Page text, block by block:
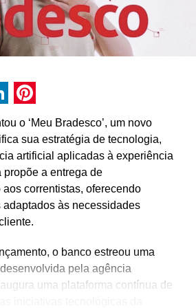
as campanhas e ações nacionais são
e posicionamento da marca,
clara e homogênea para todo o mercado
isso seja possível”, comenta Diego
os seus principais estilos na
Pinterest
o ‘Meu Bradesco’, um novo
sua estratégia de tecnologia,
artificial aplicadas à experiência
propõe a entrega de
correntistas, oferecendo
às necessidades
o banco estreou uma
pela agência
uma plataforma contínua de